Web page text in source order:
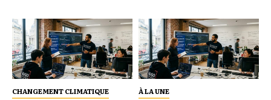
CHANGEMENT CLIMATIQUE À LA UNE